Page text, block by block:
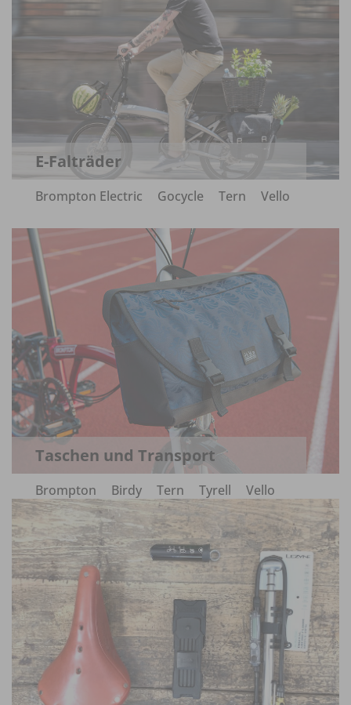
E-Falträder
Brompton Electric Gocycle Tern Vello
Taschen und Transport
Brompton Birdy Tern Tyrell Vello